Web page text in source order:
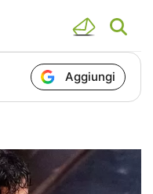
Aggiungi